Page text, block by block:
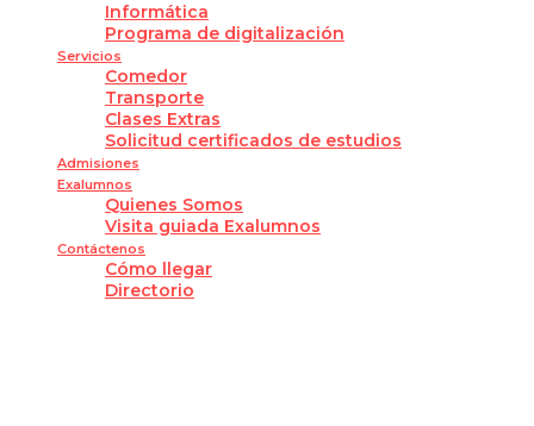
Informática
Programa de digitalización
Servicios
Comedor
Transporte
Clases Extras
Solicitud certificados de estudios
Admisiones
Exalumnos
Quienes Somos
Visita guiada Exalumnos
Contáctenos
Cómo llegar
Directorio